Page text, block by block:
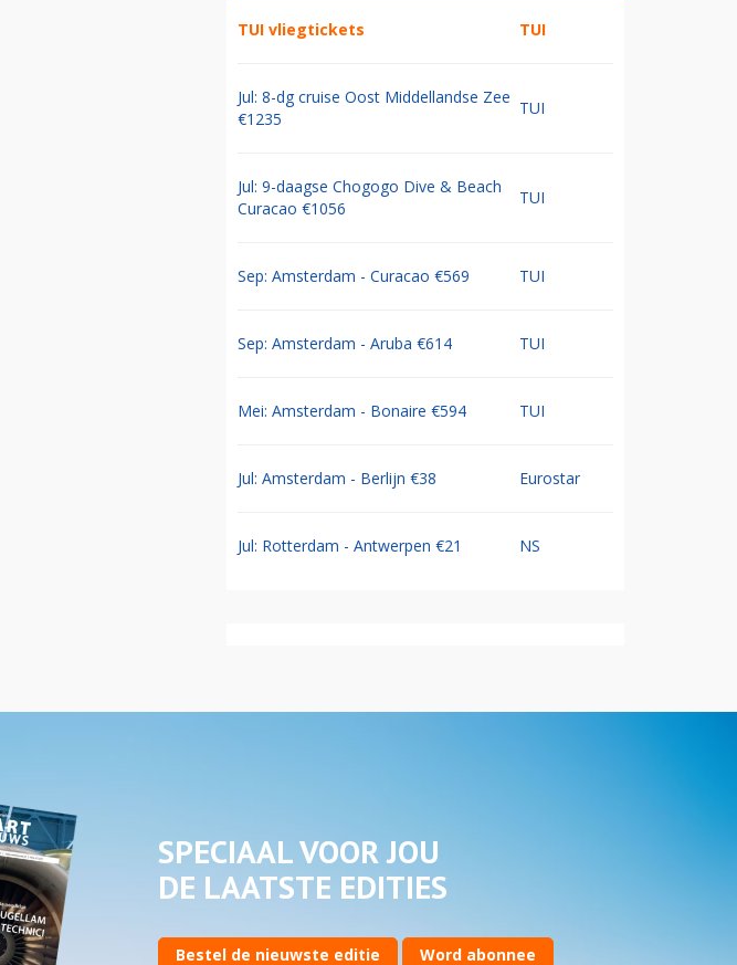
TUI vliegtickets TUI
Jul: 8-dg cruise Oost Middellandse Zee
€1235
TUI
Jul: 9-daagse Chogogo Dive & Beach
Curacao €1056
TUI
Sep: Amsterdam - Curacao €569 TUI
Sep: Amsterdam - Aruba €614 TUI
Mei: Amsterdam - Bonaire €594 TUI
Jul: Amsterdam - Berlijn €38 Eurostar
Jul: Rotterdam - Antwerpen €21 NS
SPECIAAL VOOR JOU
DE LAATSTE EDITIES
Bestel de nieuwste editie Word abonnee